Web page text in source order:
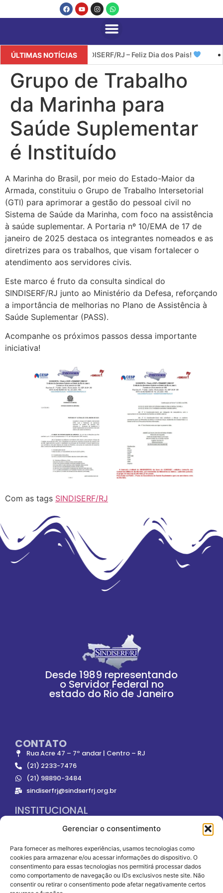
Gerenciar o consentimento
Para fornecer as melhores experiências, usamos tecnologias como
cookies para armazenar e/ou acessar informações do dispositivo. O
consentimento para essas tecnologias nos permitirá processar dados
como comportamento de navegação ou IDs exclusivos neste site. Não
consentir ou retirar o consentimento pode afetar negativamente certos
ÚLTIMAS NOTÍCIASSINDISERF/RJ – Feliz Dia dos Pais!
Grupo de Trabalho
da Marinha para
Saúde Suplementar
é Instituído
A Marinha do Brasil, por meio do Estado-Maior da
Armada, constituiu o Grupo de Trabalho Intersetorial
(GTI) para aprimorar a gestão do pessoal civil no
Sistema de Saúde da Marinha, com foco na assistência
à saúde suplementar. A Portaria nº 10/EMA de 17 de
janeiro de 2025 destaca os integrantes nomeados e as
diretrizes para os trabalhos, que visam fortalecer o
atendimento aos servidores civis.
Este marco é fruto da consulta sindical do
SINDISERF/RJ junto ao Ministério da Defesa, reforçando
a importância de melhorias no Plano de Assistência à
Saúde Suplementar (PASS).
Acompanhe os próximos passos dessa importante
iniciativa!
Com as tags SINDISERF/RJ
Desde 1989 representando
o Servidor Federal no
estado do Rio de Janeiro
CONTATO
Rua Acre 47 – 7º andar | Centro – RJ
(21) 2233-7476
(21) 98890-3484
sindiserfrj@sindserfrj.org.br
INSTITUCIONAL
ONDE NOS ENCONTRAR